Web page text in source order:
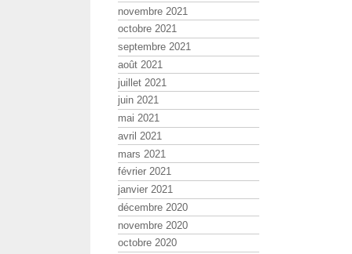
novembre 2021
octobre 2021
septembre 2021
août 2021
juillet 2021
juin 2021
mai 2021
avril 2021
mars 2021
février 2021
janvier 2021
décembre 2020
novembre 2020
octobre 2020